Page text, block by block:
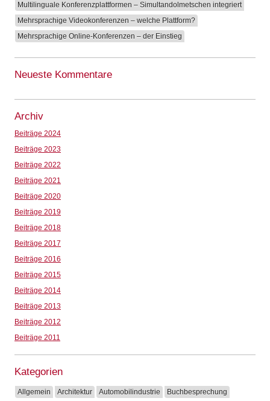
Multilinguale Konferenzplattformen – Simultandolmetschen integriert
Mehrsprachige Videokonferenzen – welche Plattform?
Mehrsprachige Online-Konferenzen – der Einstieg
Neueste Kommentare
Archiv
Beiträge 2024
Beiträge 2023
Beiträge 2022
Beiträge 2021
Beiträge 2020
Beiträge 2019
Beiträge 2018
Beiträge 2017
Beiträge 2016
Beiträge 2015
Beiträge 2014
Beiträge 2013
Beiträge 2012
Beiträge 2011
Kategorien
Allgemein Architektur Automobilindustrie Buchbesprechung